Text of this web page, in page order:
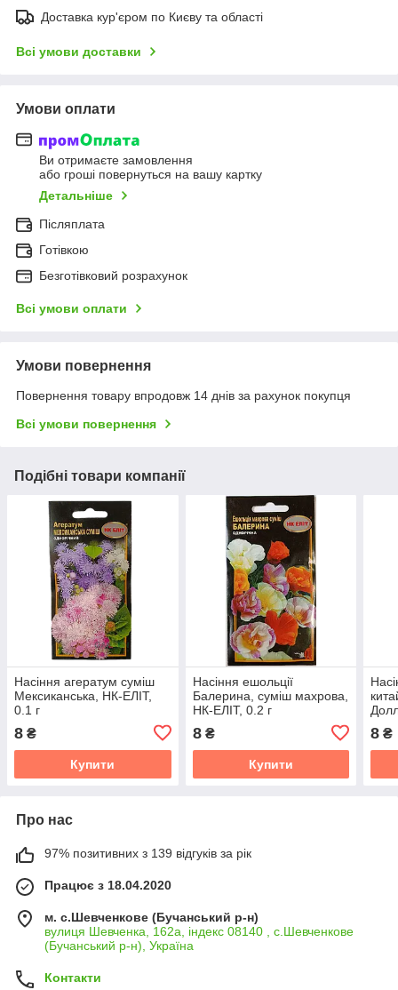
Доставка кур'єром по Києву та області
Всі умови доставки
Умови оплати
Ви отримаєте замовлення
або гроші повернуться на вашу картку
Детальніше
Післяплата
Готівкою
Безготівковий розрахунок
Всі умови оплати
Умови повернення
Повернення товару впродовж 14 днів за рахунок покупця
Всі умови повернення
Подібні товари компанії
Насіння агератум суміш
Мексиканська, НК-ЕЛІТ,
0.1 г
8 ₴
Купити
Насіння ешольції
Балерина, суміш махрова,
НК-ЕЛІТ, 0.2 г
8₴
Купити
8 ₴
Про нас
97% позитивних з 139 відгуків за рік
Працює з 18.04.2020
м. с.Шевченкове (Бучанський р-н)
вулиця Шевченка, 162а, індекс 08140 , с.Шевченкове
(Бучанський р-н), Україна
Контакти